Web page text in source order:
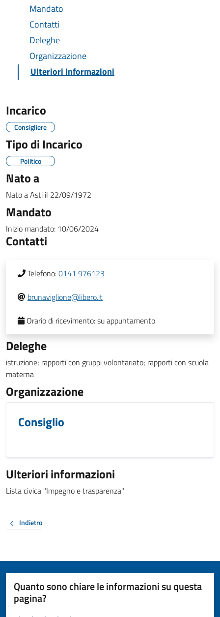
Mandato
Contatti
Deleghe
Organizzazione
Ulteriori informazioni
Incarico
Consigliere
Tipo di Incarico
Politico
Nato a
Nato aAsti il 22/09/1972
Mandato
Inizio mandato: 10/06/2024
Contatti
Telefono:0141 976123
brunaviglione@libero.it
Orario di ricevimento:su appuntamento
Deleghe
istruzione; rapporti con gruppi volontariato; rapporti con scuola
materna
Organizzazione
Consiglio
Ulteriori informazioni
Lista civica "Impegno e trasparenza"
Indietro
Quanto sono chiare le informazioni su questa
pagina?